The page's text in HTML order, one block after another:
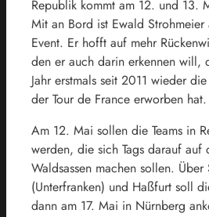
Republik kommt am 12. und 13.
Mit an Bord ist Ewald
Event. Er hofft auf mehr
den er auch darin erkennen will,
Jahr erstmals seit 2011 wieder
der Tour de France erworben hat.
Am 12. Mai sollen die Teams in
werden, die sich Tags darauf auf
Waldsassen machen sollen. Über
(Unterfranken) und Haßfurt soll
dann am 17. Mai in Nürnberg